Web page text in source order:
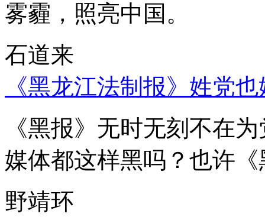
雾霾，照亮中国。
石道来
《黑龙江法制报》姓党
《黑报》无时无刻不在
媒体都这样黑吗？也许
野靖环